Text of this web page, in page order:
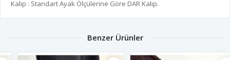
Kalıp : Standart Ayak Ölçülerine Göre DAR Kalıp.
Benzer Ürünler